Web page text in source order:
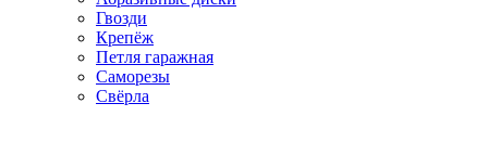
Гвозди
Крепёж
Петля гаражная
Саморезы
Свёрла